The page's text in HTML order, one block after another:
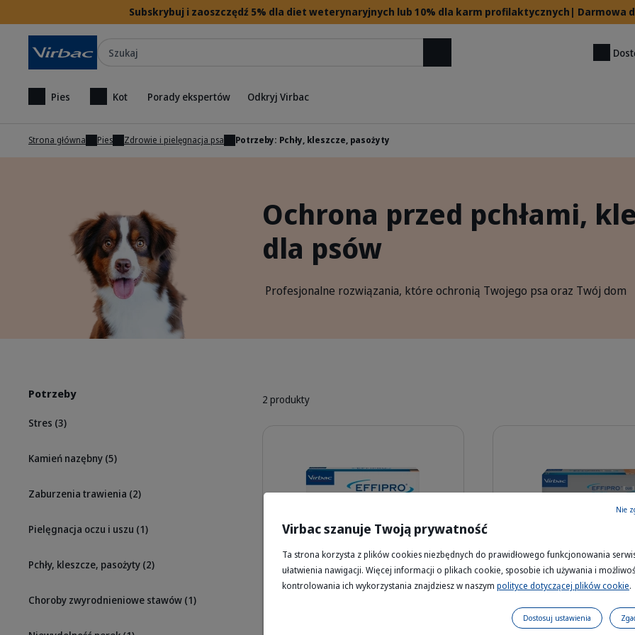
Subskrybuj i zaoszczędź 5% dla diet weterynaryjnych lub 10% dla karm profilaktycznych| Darmowa
Pies Kot Porady ekspertów Odkryj Virbac
Strona główna Pies Zdrowie i pielęgnacja psa Potrzeby: Pchły, kleszcze, pasożyty
Happy brown and white dog with
Ochrona przed pchłami,
dla psów
Profesjonalne rozwiązania, które ochronią Twojego psa oraz Twój dom
Potrzeby
Stres (3)
Kamień nazębny (5)
Zaburzenia trawienia (2)
Pielęgnacja oczu i uszu (1)
Pchły, kleszcze, pasożyty (2)
Choroby zwyrodnieniowe stawów (1)
2 produkty
305182_Box_Effipro_x4_face.png
kleszcze, pchły i jaja
Virbac szanuje Twoją prywatność
Ta strona korzysta z plików cookies niezbędnych do prawidłowego funkcjonowania
ułatwienia nawigacji. Więcej informacji o plikach cookie, sposobie ich używania i
kontrolowania ich wykorzystania znajdziesz w naszym polityce dotyczącej plików cookie.
Nie
Dostosuj ustawienia